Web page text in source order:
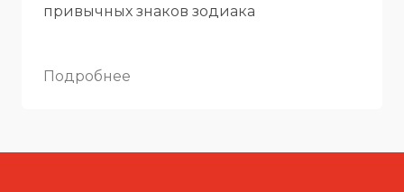
привычных знаков зодиака
Подробнее